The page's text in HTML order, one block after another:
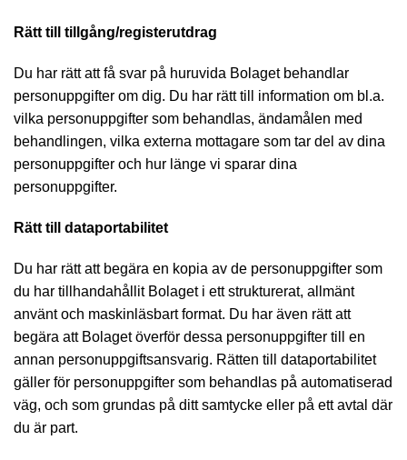
Rätt till tillgång/registerutdrag
Du har rätt att få svar på huruvida Bolaget behandlar
personuppgifter om dig. Du har rätt till information om bl.a.
vilka personuppgifter som behandlas, ändamålen med
behandlingen, vilka externa mottagare som tar del av dina
personuppgifter och hur länge vi sparar dina
personuppgifter.
Rätt till dataportabilitet
Du har rätt att begära en kopia av de personuppgifter som
du har tillhandahållit Bolaget i ett strukturerat, allmänt
använt och maskinläsbart format. Du har även rätt att
begära att Bolaget överför dessa personuppgifter till en
annan personuppgiftsansvarig. Rätten till dataportabilitet
gäller för personuppgifter som behandlas på automatiserad
väg, och som grundas på ditt samtycke eller på ett avtal där
du är part.